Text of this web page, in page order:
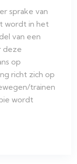
sprake van
wordt in het
van een
deze
op
richt zich op
trainen
wordt